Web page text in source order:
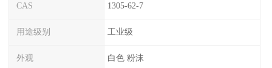
CAS 1305-62-7
用途级别 工业级
外观 白色 粉沫